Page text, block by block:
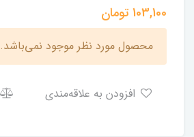
103,100تومان
محصول مورد نظر موجود نمی‌باشد.